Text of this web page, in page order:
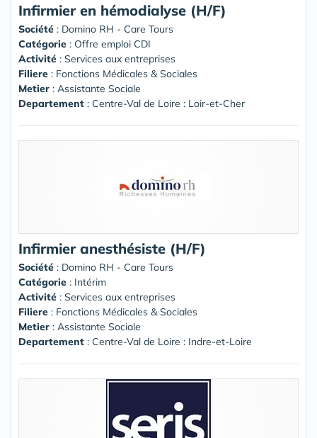
Infirmier en hémodialyse (H/F)
Société : Domino RH - Care Tours
Catégorie : Offre emploi CDI
Activité : Services aux entreprises
Filiere : Fonctions Médicales & Sociales
Metier : Assistante Sociale
Departement : Centre-Val de Loire : Loir-et-Cher
Infirmier anesthésiste (H/F)
Société : Domino RH - Care Tours
Catégorie : Intérim
Activité : Services aux entreprises
Filiere : Fonctions Médicales & Sociales
Metier : Assistante Sociale
Departement : Centre-Val de Loire : Indre-et-Loire